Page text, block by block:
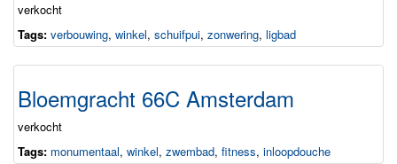
verkocht
Tags: verbouwing, winkel, schuifpui, zonwering, ligbad
Bloemgracht 66C Amsterdam
verkocht
Tags: monumentaal, winkel, zwembad, fitness, inloopdouche